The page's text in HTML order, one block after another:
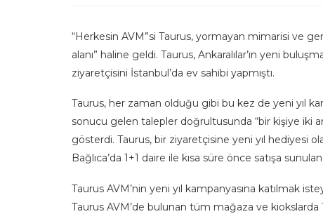
“Herkesin AVM”si Taurus, yormayan mimarisi ve
alanı” haline geldi. Taurus, Ankaralılar’ın yeni
ziyaretçisini İstanbul’da ev sahibi yapmıştı.
Taurus, her zaman olduğu gibi bu kez de yeni yıl
sonucu gelen talepler doğrultusunda “bir kişiye iki
gösterdi. Taurus, bir ziyaretçisine yeni yıl hediyesi
Bağlıca’da 1+1 daire ile kısa süre önce satışa
Taurus AVM’nin yeni yıl kampanyasına katılmak
Taurus AVM’de bulunan tüm mağaza ve kiokslarda